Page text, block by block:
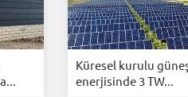
İnstagram Çöktü Mü
Küresel kurulu
enerjisinde 3 TW...